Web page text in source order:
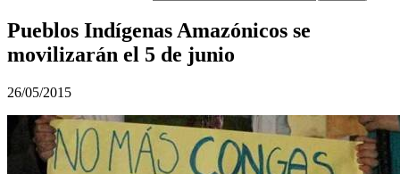
Pueblos Indígenas Amazónicos se
movilizarán el 5 de junio
26/05/2015